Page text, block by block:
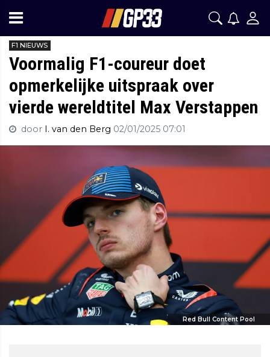
F1 NIEUWS
Voormalig F1-coureur doet
opmerkelijke uitspraak over
vierde wereldtitel Max Verstappen
door I. van den Berg 02/01/2025 07:01
Red Bull Content Pool